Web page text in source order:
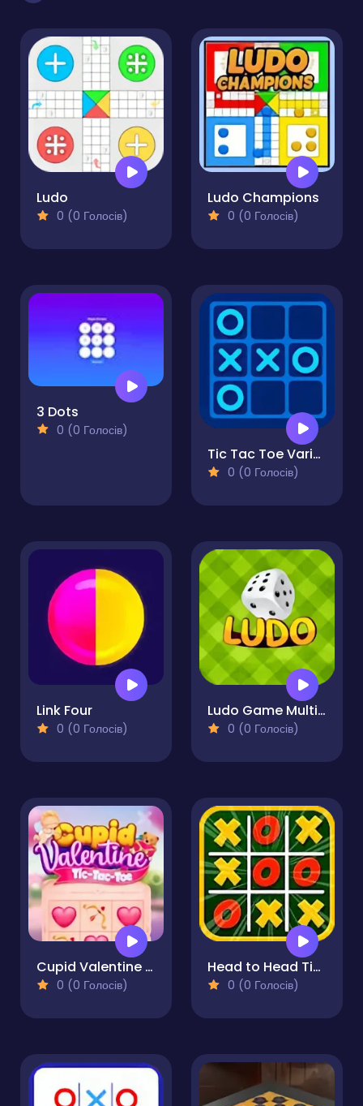
Ludo
0 (0 Голосів)
Ludo Champions
0 (0 Голосів)
3 Dots
0 (0 Голосів)
Tic Tac Toe Variant
0 (0 Голосів)
Link Four
0 (0 Голосів)
Ludo Game Multiplayer
0 (0 Голосів)
Cupid Valentine Tic Tac Toe
0 (0 Голосів)
Head to Head Tic Tac Toe
0 (0 Голосів)